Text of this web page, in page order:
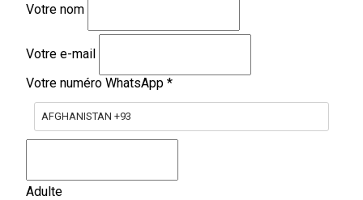
Votre nom
Votre e-mail
Votre numéro WhatsApp *
AFGHANISTAN +93
Adulte